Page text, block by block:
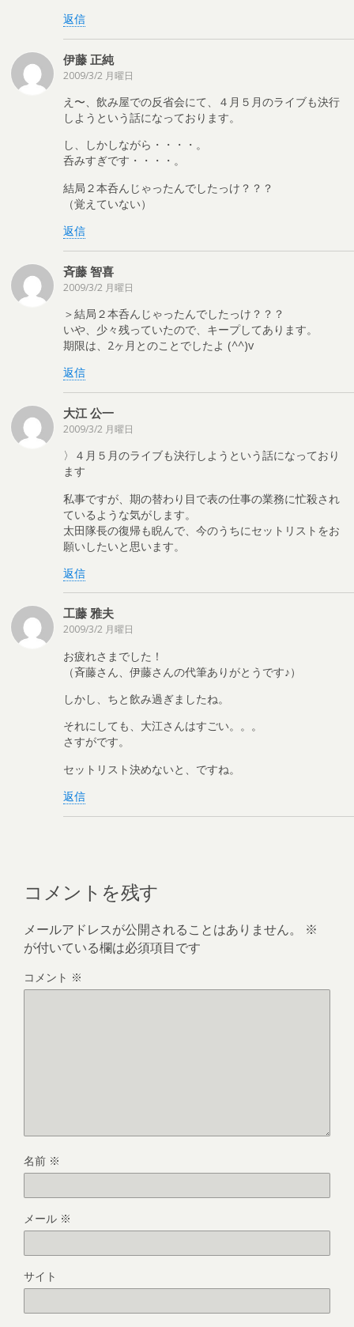
返信
伊藤 正純
2009/3/2 月曜日
え〜、飲み屋での反省会にて、４月５月のライブも決行
しようという話になっております。
し、しかしながら・・・・。
呑みすぎです・・・・。
結局２本呑んじゃったんでしたっけ？？？
（覚えていない）
返信
斉藤 智喜
2009/3/2 月曜日
＞結局２本呑んじゃったんでしたっけ？？？
いや、少々残っていたので、キープしてあります。
期限は、2ヶ月とのことでしたよ (^^)v
返信
大江 公一
2009/3/2 月曜日
〉４月５月のライブも決行しようという話になっており
ます
私事ですが、期の替わり目で表の仕事の業務に忙殺され
ているような気がします。
太田隊長の復帰も睨んで、今のうちにセットリストをお
願いしたいと思います。
返信
工藤 雅夫
2009/3/2 月曜日
お疲れさまでした！
（斉藤さん、伊藤さんの代筆ありがとうです♪）
しかし、ちと飲み過ぎましたね。
それにしても、大江さんはすごい。。。
さすがです。
セットリスト決めないと、ですね。
返信
コメントを残す
メールアドレスが公開されることはありません。
※
が付いている欄は必須項目です
コメント ※
名前 ※
メール ※
サイト